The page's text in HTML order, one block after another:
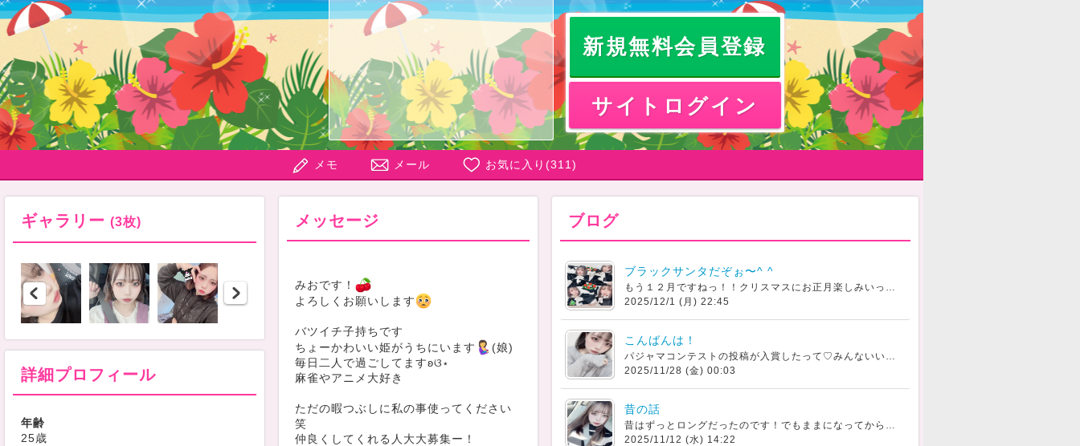
新規無料会員登録
サイトログイン
メモ メール お気に入り(311 )
ギャラリー (3枚)
詳細プロフィール
年齢
25歳
メッセージ
みおです！
よろしくお願いします
バツイチ子持ちです
ちょーかわいい姫がうちにいます
(娘)
毎日二人で過ごしてますʚଓ⋆
麻雀やアニメ大好き
ただの暇つぶしに私の事使ってください
笑
仲良くしてくれる人大大募集ー！
ブログ
ブラックサンタだぞぉ〜^ ^
もう１２月ですねっ！！クリスマスにお正月楽しみいっぱいっ悪い子なのでブラックサンタです笑みんなはサンタさんに何お願いする？大人のわたしにもサンタさんってきますかね？、、、へへへみんなのいいねはわたしの
2025/12/1 (月) 22:45
こんばんは！
パジャマコンテストの投稿が入賞したって♡みんないいねありがとーう！！嬉しい
2025/11/28 (金) 00:03
昔の話
昔はずっとロングだったのです！でもままになってからすぐ洗ってすぐ乾くショート、、、ロング恋しいよォ♡もうちょい娘が大きくなるまでおわずけかなっ
2025/11/12 (水) 14:22